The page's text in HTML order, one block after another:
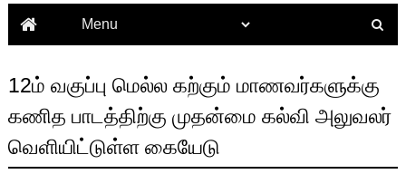
12ம் வகுப்பு மெல்ல கற்கும் மாணவர்களுக்கு
கணித பாடத்திற்கு முதன்மை கல்வி அலுவலர்
வெளியிட்டுள்ள கையேடு